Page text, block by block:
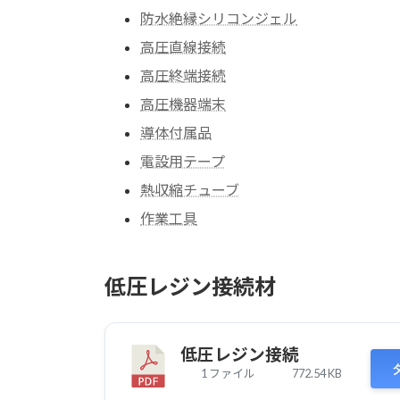
防水絶縁シリコンジェル
高圧直線接続
高圧終端接続
高圧機器端末
導体付属品
電設用テープ
熱収縮チューブ
作業工具
低圧レジン接続材
低圧レジン接続
1 ファイル 772.54 KB